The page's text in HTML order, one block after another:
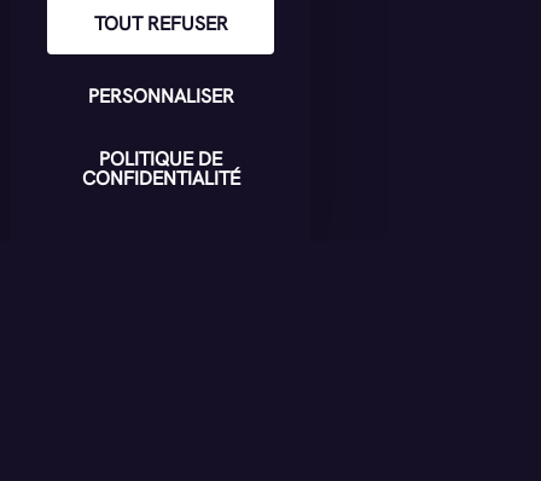
TOUT REFUSER
PERSONNALISER
POLITIQUE DE
CONFIDENTIALITÉ